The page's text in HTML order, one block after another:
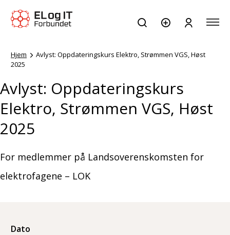
Hjem
Avlyst: Oppdateringskurs Elektro, Strømmen VGS, Høst
2025
Avlyst: Oppdateringskurs
Elektro, Strømmen VGS, Høst
2025
For medlemmer på Landsoverenskomsten for
elektrofagene – LOK
Dato